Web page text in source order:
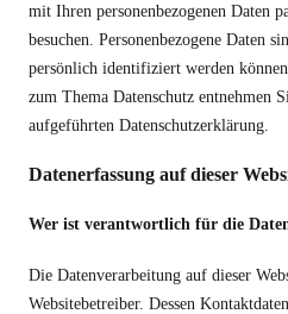
mit Ihren personenbezogenen Daten
besuchen. Personenbezogene Daten
persönlich identifiziert werden
zum Thema Datenschutz entnehmen
aufgeführten Datenschutzerklärung.
Datenerfassung auf dieser
Wer ist verantwortlich für die
Die Datenverarbeitung auf dieser
Websitebetreiber. Dessen